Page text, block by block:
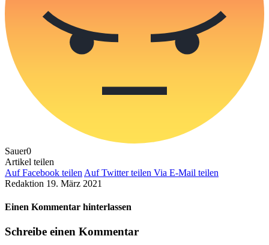
Sauer0
Artikel teilen
Auf Facebook teilen Auf Twitter teilen Via E-Mail teilen
Redaktion 19. März 2021
Einen Kommentar hinterlassen
Schreibe einen Kommentar